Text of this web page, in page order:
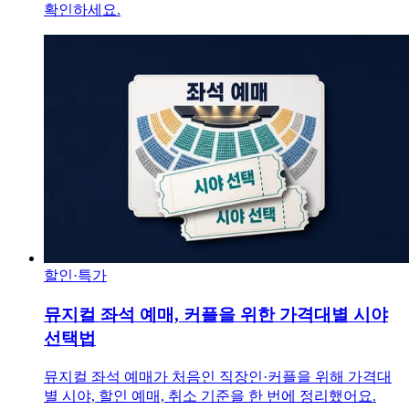
확인하세요.
할인·특가
뮤지컬 좌석 예매, 커플을 위한 가격대별 시야
선택법
뮤지컬 좌석 예매가 처음인 직장인·커플을 위해 가격대
별 시야, 할인 예매, 취소 기준을 한 번에 정리했어요.